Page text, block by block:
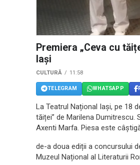
Premiera „Ceva cu
Iași
CULTURĂ 11:58
TELEGRAM WHATSAPP
La Teatrul Național Iași, pe 18
tăiței” de Marilena
Axenti Marfa. Piesa este
de-a doua ediții a concursului
Muzeul Național al Literaturii